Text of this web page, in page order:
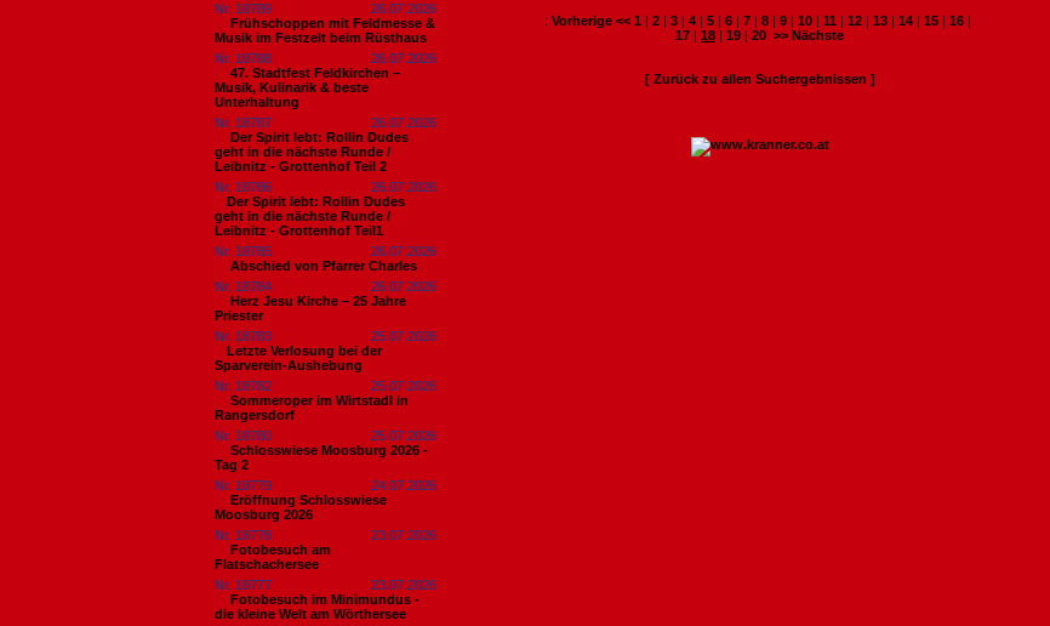
Nr. 18789
26.07.2026
Frühschoppen mit Feldmesse &
Musik im Festzelt beim Rüsthaus
Nr. 18788
26.07.2026
47. Stadtfest Feldkirchen –
Musik, Kulinarik & beste
Unterhaltung
Nr. 18787
26.07.2026
Der Spirit lebt: Rollin Dudes
geht in die nächste Runde /
Leibnitz - Grottenhof Teil 2
Nr. 18786
26.07.2026
​Der Spirit lebt: Rollin Dudes
geht in die nächste Runde /
Leibnitz - Grottenhof Teil1
Nr. 18785
26.07.2026
Abschied von Pfarrer Charles
Nr. 18784
26.07.2026
Herz Jesu Kirche – 25 Jahre
Priester
Nr. 18783
25.07.2026
​Letzte Verlosung bei der
Sparverein-Aushebung
Nr. 18782
25.07.2026
Sommeroper im Wirtstadl in
Rangersdorf
Nr. 18780
25.07.2026
Schlosswiese Moosburg 2026 -
Tag 2
Nr. 18779
24.07.2026
Eröffnung Schlosswiese
Moosburg 2026
Nr. 18778
23.07.2026
Fotobesuch am
Flatschachersee
Nr. 18777
23.07.2026
Fotobesuch im Minimundus -
die kleine Welt am Wörthersee
: Vorherige << 1 | 2 | 3 | 4 | 5 | 6 | 7 | 8 | 9 | 10 | 11 | 12 | 13 | 14 | 15 | 16 |
17 | 18 | 19 | 20 >> Nächste
[ Zurück zu allen Suchergebnissen ]